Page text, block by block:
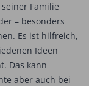
Familie
– besonders
Es ist hilfreich,
Ideen
Das kann
aber auch bei